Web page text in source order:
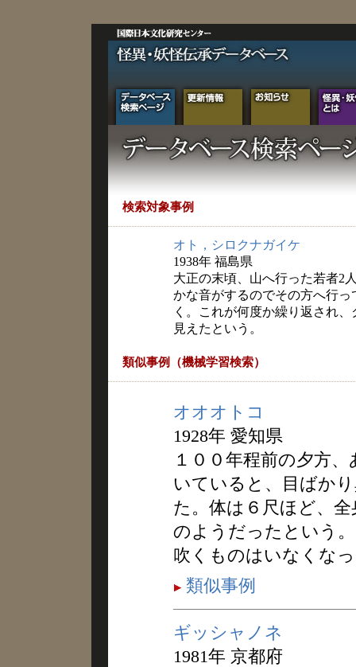
検索対象事例
オト，シロクナガイケ
1938年 福島県
大正の末頃、山へ行った若者2
かな音がするのでその方へ行
く。これが何度か繰り返され
見えたという。
類似事例（機械学習検索）
オオオトコ
1928年 愛知県
１００年程前の夕方
いていると、目ばか
た。体は６尺ほど、
のようだったという
吹くものはいなくな
類似事例
ギッシャノネ
1981年 京都府